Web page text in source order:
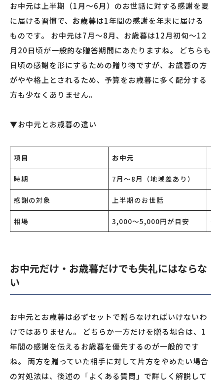
お中元は上半期（1月〜6月）のお世話に対する感謝を夏
に届ける習慣で、 お歳暮は1年間の感謝を年末に届ける
ものです。 お中元は7月〜8月、お歳暮は12月初旬〜12
月20日頃が一般的な贈答期間にあたりますね。 どちらも
日頃の感謝を形にするための贈り物ですが、お歳暮の方
がやや格上とされるため、予算をお歳暮に多く配分する
方も少なくありません。
▼お中元とお歳暮の違い
項目 お中元
時期 7月〜8月（地域差あり）
感謝の対象 上半期のお世話
相場 3,000〜5,000円が目安 や
お中元だけ・お歳暮だけでも失礼にはならな
い
お中元とお歳暮は必ずセットで贈らなければいけないわ
けではありません。 どちらか一方だけを贈る場合は、1
年間の感謝を伝えるお歳暮を優先するのが一般的です
ね。 両方を贈っていた相手に対して片方をやめたい場合
の対処法は、後述の「よくある質問」で詳しく解説して